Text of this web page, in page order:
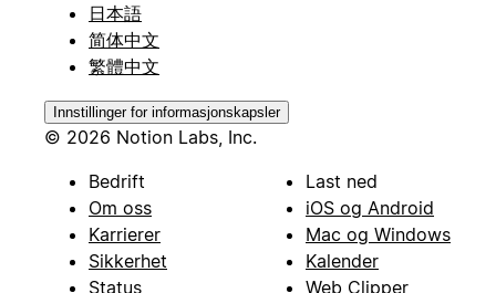
日本語
简体中文
繁體中文
Innstillinger for informasjonskapsler
© 2026 Notion Labs, Inc.
Bedrift
Om oss
Karrierer
Sikkerhet
Status
Last ned
iOS og Android
Mac og Windows
Kalender
Web Clipper